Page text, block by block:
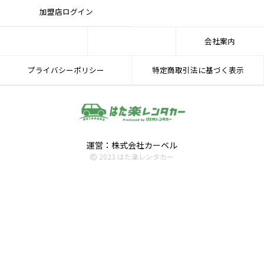
加盟店ログイン
会社案内
プライバシーポリシー 特定商取引法に基づく表示
運営：株式会社カーベル
2023 はた楽レンタカー